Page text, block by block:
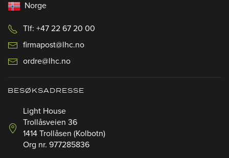
Norge
Tlf: +47 22 67 20 00
firmapost@lhc.no
ordre@lhc.no
BESØKSADRESSE
Light House
Trollåsveien 36
1414 Trollåsen (Kolbotn)
Org nr. 977285836